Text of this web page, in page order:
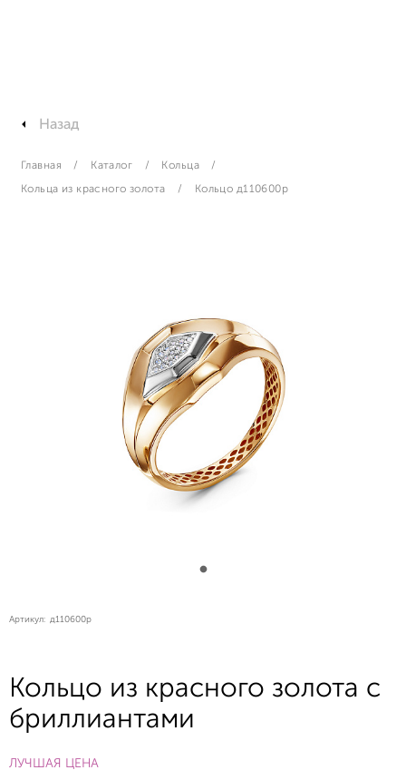
Назад
Главная Каталог Кольца
Кольца из красного золота Кольцо д110600р
Артикул: д110600р
Кольцо из красного золота с
бриллиантами
ЛУЧШАЯ ЦЕНА